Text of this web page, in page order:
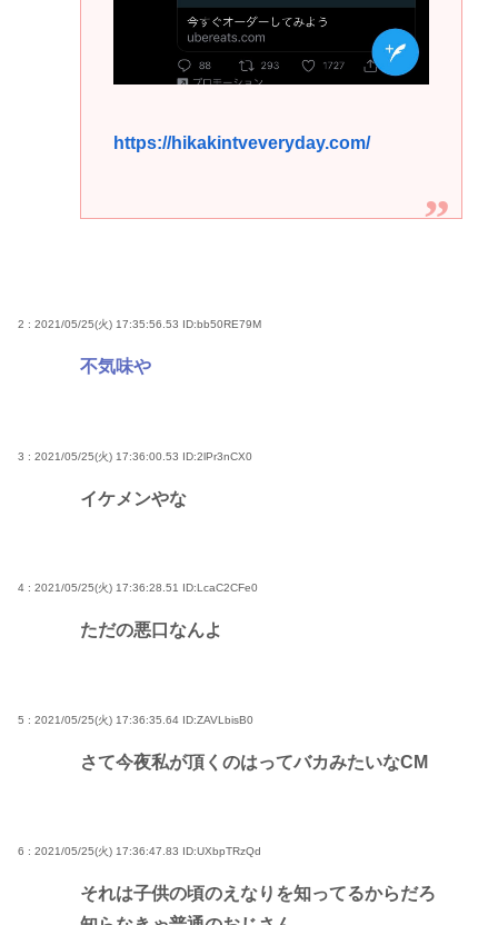
https://hikakintveveryday.com/
2 : 2021/05/25(火) 17:35:56.53 ID:bb50RE79M
不気味や
3 : 2021/05/25(火) 17:36:00.53 ID:2lPr3nCX0
イケメンやな
4 : 2021/05/25(火) 17:36:28.51 ID:LcaC2CFe0
ただの悪口なんよ
5 : 2021/05/25(火) 17:36:35.64 ID:ZAVLbisB0
さて今夜私が頂くのはってバカみたいなCM
6 : 2021/05/25(火) 17:36:47.83 ID:UXbpTRzQd
それは子供の頃のえなりを知ってるからだろ